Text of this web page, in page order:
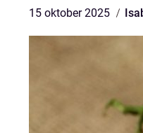
15 oktober 2025